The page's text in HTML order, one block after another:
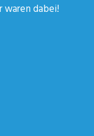
waren dabei!